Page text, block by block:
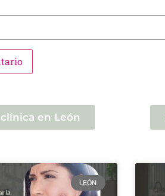
en León
LEÓN